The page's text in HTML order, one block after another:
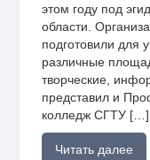
этом году под
области.
подготовили для
различные
творческие,
представил и
колледж СГТУ […]
Читать далее